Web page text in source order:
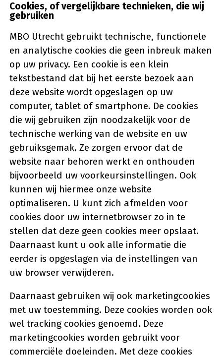
Cookies, of vergelijkbare technieken, die wij
gebruiken
MBO Utrecht gebruikt technische, functionele
en analytische cookies die geen inbreuk maken
op uw privacy. Een cookie is een klein
tekstbestand dat bij het eerste bezoek aan
deze website wordt opgeslagen op uw
computer, tablet of smartphone. De cookies
die wij gebruiken zijn noodzakelijk voor de
technische werking van de website en uw
gebruiksgemak. Ze zorgen ervoor dat de
website naar behoren werkt en onthouden
bijvoorbeeld uw voorkeursinstellingen. Ook
kunnen wij hiermee onze website
optimaliseren. U kunt zich afmelden voor
cookies door uw internetbrowser zo in te
stellen dat deze geen cookies meer opslaat.
Daarnaast kunt u ook alle informatie die
eerder is opgeslagen via de instellingen van
uw browser verwijderen.
Daarnaast gebruiken wij ook marketingcookies
met uw toestemming. Deze cookies worden ook
wel tracking cookies genoemd. Deze
marketingcookies worden gebruikt voor
commerciële doeleinden. Met deze cookies